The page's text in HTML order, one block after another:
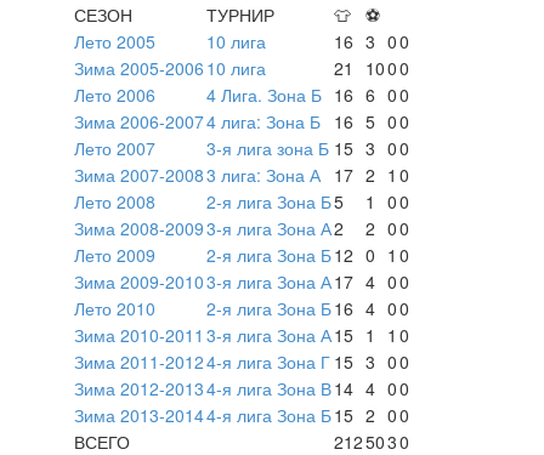
СЕЗОН
ТУРНИР 👕 ⚽
Лето 2005
10 лига 16 3 00
Зима 2005-2006 10 лига 21 1000
Лето 2006
4 Лига. Зона Б 16 6 00
Зима 2006-20074 лига: Зона Б 16 5 00
Лето 2007
3-я лига зона Б 15 3 00
Зима 2007-20083 лига: Зона А 17 2 1 0
Лето 2008
2-я лига Зона Б5 1 00
Зима 2008-20093-я лига Зона А2 2 00
Лето 2009
2-я лига Зона Б12 0 1 0
Зима 2009-20103-я лига Зона А17 4 00
Лето 2010
2-я лига Зона Б16 4 00
Зима 2010-2011 3-я лига Зона А15 1 1 0
Зима 2011-20124-я лига Зона Г 15 3 00
Зима 2012-20134-я лига Зона В14 4 00
Зима 2013-20144-я лига Зона Б15 2 00
ВСЕГО
2125030